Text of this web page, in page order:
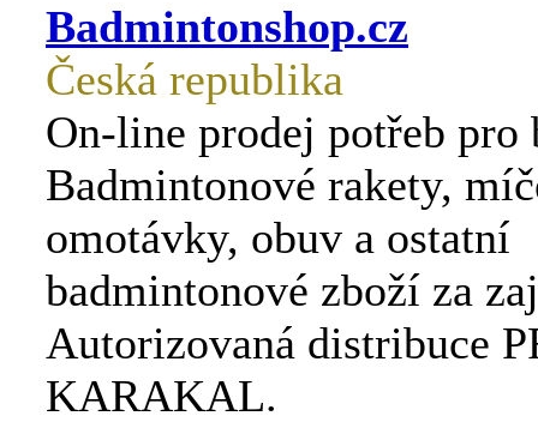
Badmintonshop.cz
Česká republika
On-line prodej potřeb pro
Badmintonové rakety,
omotávky, obuv a ostatní
badmintonové zboží za
Autorizovaná distribuce
KARAKAL.